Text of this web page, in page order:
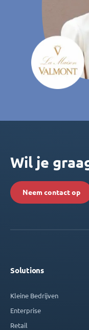
Wil je
Neem contact op
Solutions
Kleine Bedrijven
Enterprise
Retail